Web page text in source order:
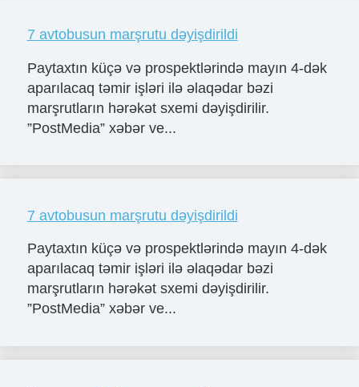
7 avtobusun marşrutu dəyişdirildi
Paytaxtın küçə və prospektlərində mayın 4-dək
aparılacaq təmir işləri ilə əlaqədar bəzi
marşrutların hərəkət sxemi dəyişdirilir.
”PostMedia” xəbər ve...
7 avtobusun marşrutu dəyişdirildi
Paytaxtın küçə və prospektlərində mayın 4-dək
aparılacaq təmir işləri ilə əlaqədar bəzi
marşrutların hərəkət sxemi dəyişdirilir.
”PostMedia” xəbər ve...